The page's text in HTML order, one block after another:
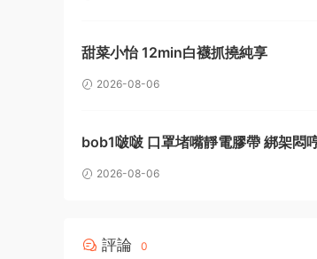
甜菜小怡 12min白襪抓撓純享
2026-08-06
bob1啵啵 口罩堵嘴靜電膠帶 綁架悶
2026-08-06
評論 0